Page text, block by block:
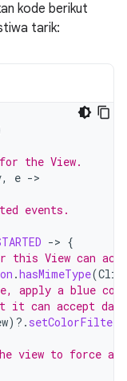
kode berikut
tarik:
the View.
, e ->
events.
-> {
this View can
.hasMimeType(
apply a blue
it can accept
) ?. setColorFilter
view to force a